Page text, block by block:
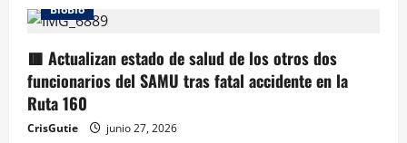
BioBio
🟥 Actualizan estado de salud de los otros dos
funcionarios del SAMU tras fatal accidente en la
Ruta 160
CrisGutie junio 27, 2026